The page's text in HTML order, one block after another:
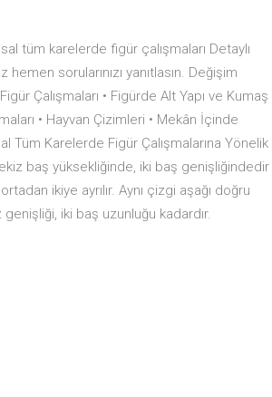
tüm karelerde figür çalışmaları Detaylı
sorularınızı yanıtlasın. Değişim
Çalışmaları • Figürde Alt Yapı ve Kumaş
• Hayvan Çizimleri • Mekân İçinde
Tüm Karelerde Figür Çalışmalarına Yönelik
baş yüksekliğinde, iki baş genişliğindedir
ikiye ayrılır. Aynı çizgi aşağı doğru
iki baş uzunluğu kadardır.